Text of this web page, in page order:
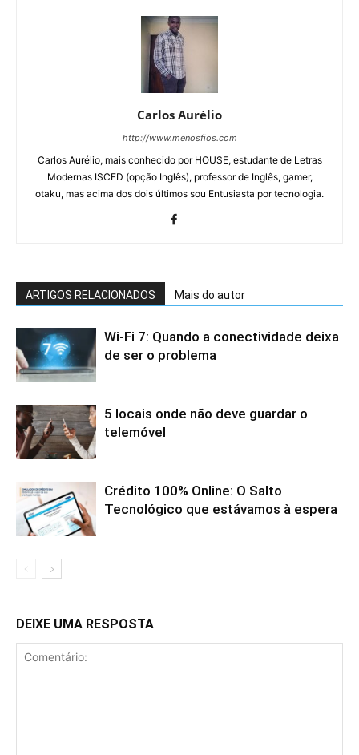
Carlos Aurélio
http://www.menosfios.com
Carlos Aurélio, mais conhecido por HOUSE, estudante de Letras
Modernas ISCED (opção Inglês), professor de Inglês, gamer,
otaku, mas acima dos dois últimos sou Entusiasta por tecnologia.
ARTIGOS RELACIONADOS Mais do autor
Wi-Fi 7: Quando a conectividade deixa
de ser o problema
5 locais onde não deve guardar o
telemóvel
Crédito 100% Online: O Salto
Tecnológico que estávamos à espera
DEIXE UMA RESPOSTA